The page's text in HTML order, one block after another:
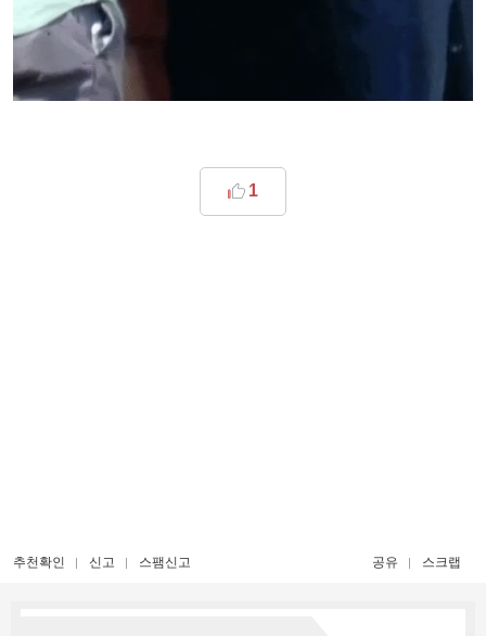
1
추천확인 신고 스팸신고 공유 스크랩